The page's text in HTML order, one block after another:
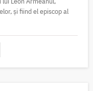
și fiind el episcop al